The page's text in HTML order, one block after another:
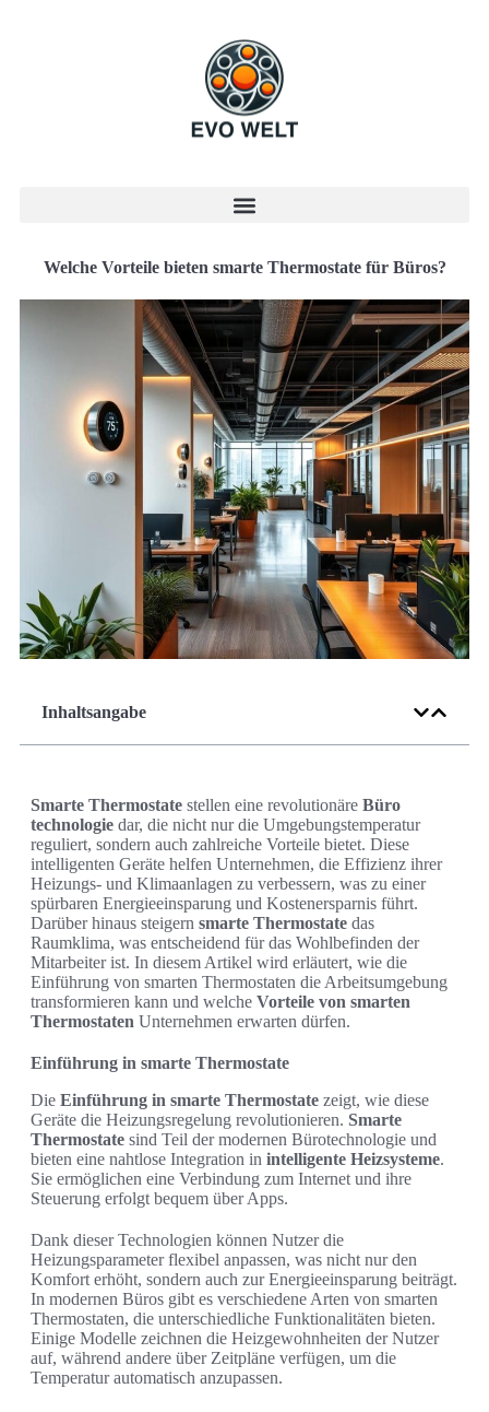
Welche Vorteile bieten smarte Thermostate für Büros?
Inhaltsangabe
Smarte Thermostate stellen eine revolutionäre Büro
technologie dar, die nicht nur die Umgebungstemperatur
reguliert, sondern auch zahlreiche Vorteile bietet. Diese
intelligenten Geräte helfen Unternehmen, die Effizienz ihrer
Heizungs- und Klimaanlagen zu verbessern, was zu einer
spürbaren Energieeinsparung und Kostenersparnis führt.
Darüber hinaus steigern smarte Thermostate das
Raumklima, was entscheidend für das Wohlbefinden der
Mitarbeiter ist. In diesem Artikel wird erläutert, wie die
Einführung von smarten Thermostaten die Arbeitsumgebung
transformieren kann und welche Vorteile von smarten
Thermostaten Unternehmen erwarten dürfen.
Einführung in smarte Thermostate
Die Einführung in smarte Thermostate zeigt, wie diese
Geräte die Heizungsregelung revolutionieren. Smarte
Thermostate sind Teil der modernen Bürotechnologie und
bieten eine nahtlose Integration in intelligente Heizsysteme.
Sie ermöglichen eine Verbindung zum Internet und ihre
Steuerung erfolgt bequem über Apps.
Dank dieser Technologien können Nutzer die
Heizungsparameter flexibel anpassen, was nicht nur den
Komfort erhöht, sondern auch zur Energieeinsparung beiträgt.
In modernen Büros gibt es verschiedene Arten von smarten
Thermostaten, die unterschiedliche Funktionalitäten bieten.
Einige Modelle zeichnen die Heizgewohnheiten der Nutzer
auf, während andere über Zeitpläne verfügen, um die
Temperatur automatisch anzupassen.